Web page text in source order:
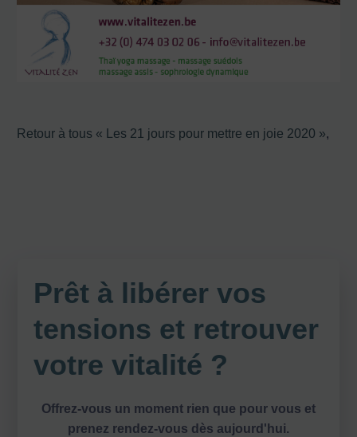
Retour à tous « Les 21 jours pour mettre en joie 2020 »,
Prêt à libérer vos
tensions et retrouver
votre vitalité ?
Offrez-vous un moment rien que pour vous et
prenez rendez-vous dès aujourd'hui.